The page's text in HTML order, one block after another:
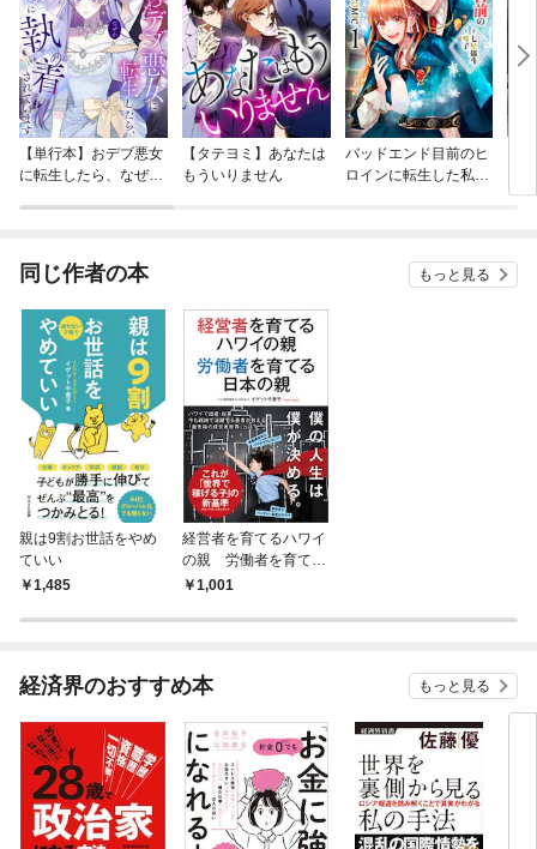
【単行本】おデブ悪女
に転生したら、なぜか
【タテヨミ】あなたは
もういりません
バッドエンド目前のヒ
ロインに転生した私、
同じ作者の本 もっと見る
親は9割お世話をやめ
ていい
1,485
経営者を育てるハワイ
の親 労働者を育てる
日本の親
1,001
経済界のおすすめ本 もっと見る